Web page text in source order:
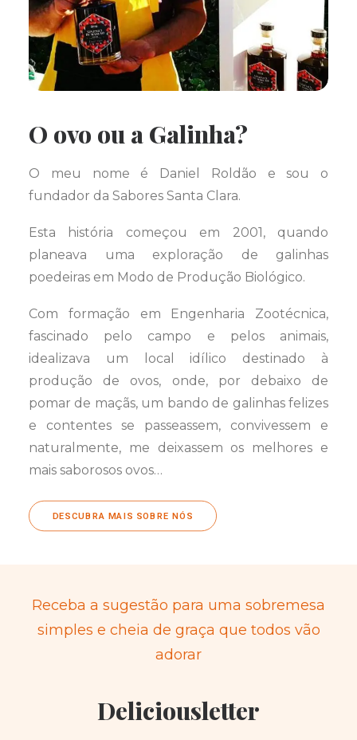
O ovo ou a Galinha?
O meu nome é Daniel Roldão e sou o
fundador da Sabores Santa Clara.
Esta história começou em 2001, quando
planeava uma exploração de galinhas
poedeiras em Modo de Produção Biológico.
Com formação em Engenharia Zootécnica,
fascinado pelo campo e pelos animais,
idealizava um local idílico destinado à
produção de ovos, onde, por debaixo de
pomar de maçãs, um bando de galinhas felizes
e contentes se passeassem, convivessem e
naturalmente, me deixassem os melhores e
mais saborosos ovos…
DESCUBRA MAIS SOBRE NÓS
Receba a sugestão para uma sobremesa
simples e cheia de graça que todos vão
adorar
Deliciousletter